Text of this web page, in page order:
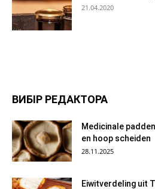
21.04.2020
ВИБІР РЕДАКТОРА
Medicinale
en hoop scheiden
28.11.2025
Eiwitverdeling uit